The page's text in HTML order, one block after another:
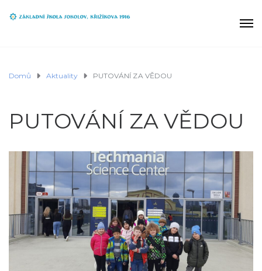
Domů Aktuality PUTOVÁNÍ ZA VĚDOU
PUTOVÁNÍ ZA VĚDOU